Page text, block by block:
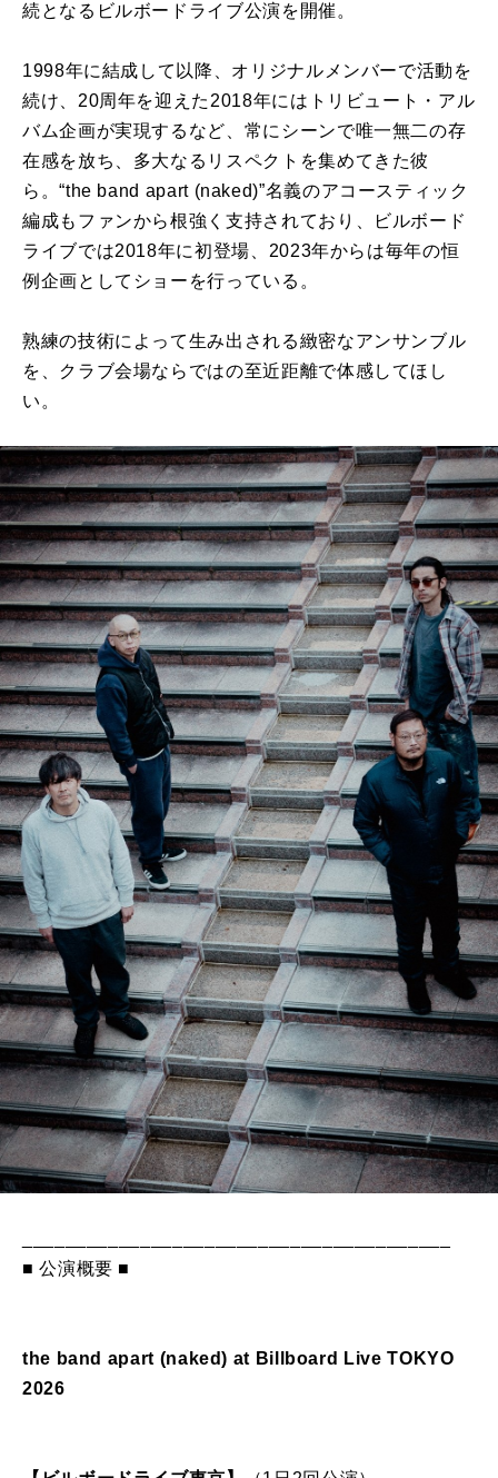
続となるビルボードライブ公演を開催。
1998年に結成して以降、オリジナルメンバーで活動を
続け、20周年を迎えた2018年にはトリビュート・アル
バム企画が実現するなど、常にシーンで唯一無二の存
在感を放ち、多大なるリスペクトを集めてきた彼
ら。“the band apart (naked)”名義のアコースティック
編成もファンから根強く支持されており、ビルボード
ライブでは2018年に初登場、2023年からは毎年の恒
例企画としてショーを行っている。
熟練の技術によって生み出される緻密なアンサンブル
を、クラブ会場ならではの至近距離で体感してほし
い。
■ 公演概要 ■
the band apart (naked) at Billboard Live TOKYO
2026